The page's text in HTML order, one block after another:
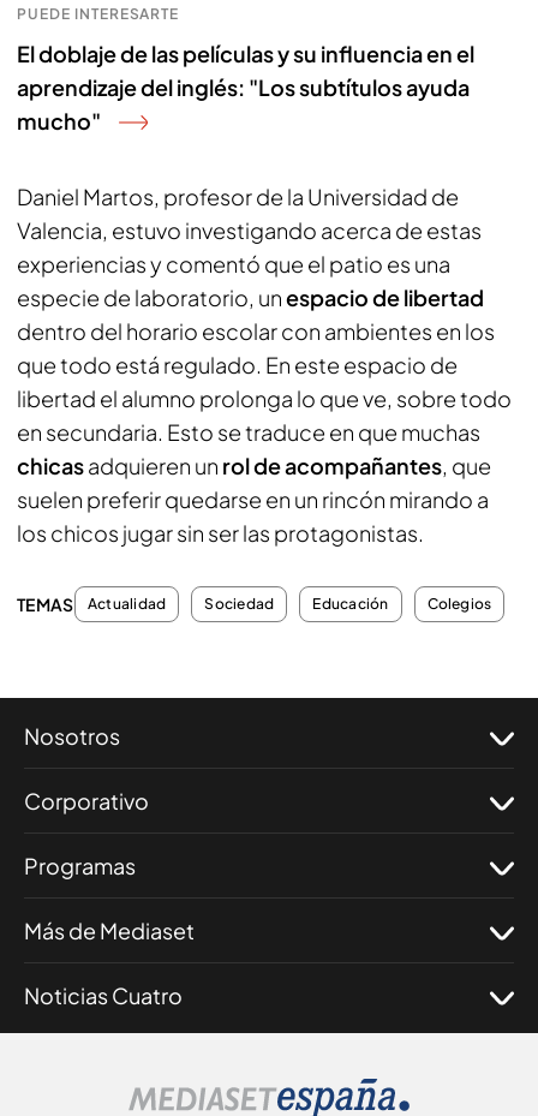
PUEDE INTERESARTE
El doblaje de las películas y su influencia en el
aprendizaje del inglés: "Los subtítulos ayuda
mucho"
Daniel Martos, profesor de la Universidad de
Valencia, estuvo investigando acerca de estas
experiencias y comentó que el patio es una
especie de laboratorio, unespacio de libertad
dentro del horario escolar con ambientes en los
que todo está regulado. En este espacio de
libertad el alumno prolonga lo que ve, sobre todo
en secundaria. Esto se traduce en que muchas
chicasadquieren un rol de acompañantes, que
suelen preferir quedarse en un rincón mirando a
los chicos jugar sin ser las protagonistas.
TEMAS Actualidad Sociedad Educación Colegios
Nosotros
Corporativo
Programas
Más de Mediaset
Noticias Cuatro